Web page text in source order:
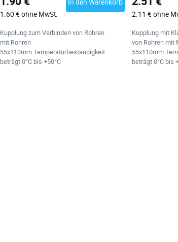
1.60 € ohne MwSt.
In den Warenkorb
Kupplung zum Verbinden von Rohren
mit Rohren
55x110mm.Temperaturbeständigkeit
beträgt 0°C bis +50°C
2.11 € ohne
Kupplung mit
von Rohren mit
beträgt 0°C bis